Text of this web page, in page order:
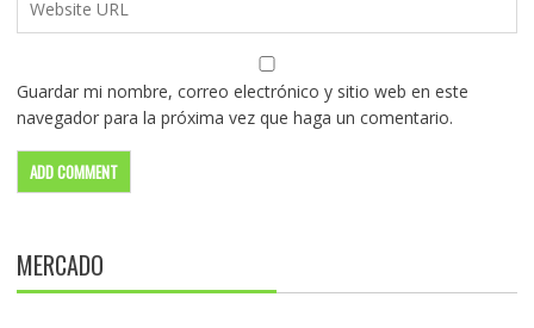
Guardar mi nombre, correo electrónico y sitio web en este
navegador para la próxima vez que haga un comentario.
MERCADO